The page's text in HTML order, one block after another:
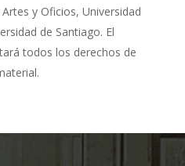
y Oficios, Universidad
de Santiago. El
todos los derechos de